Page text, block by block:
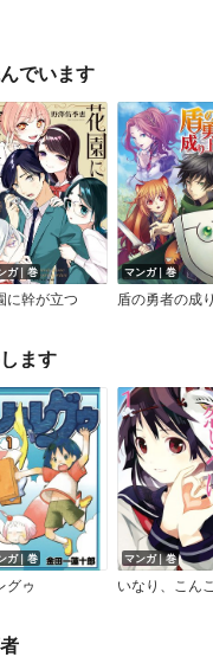
でいます
ガ｜巻
に幹が立つ
マンガ｜巻
ます
ガ｜巻
グゥ
マンガ｜巻